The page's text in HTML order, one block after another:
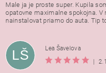
Male ja je proste super. Kupila
opatovne maximalne spokojna.
nainstalovat priamo do auta. Tip
LŠ
Lea Šavelova
|